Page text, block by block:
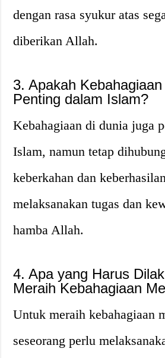
dengan rasa syukur atas
diberikan Allah.
3. Apakah
Penting dalam Islam?
Kebahagiaan di dunia juga
Islam, namun tetap
keberkahan dan
melaksanakan tugas dan
hamba Allah.
4. Apa yang Harus
Meraih Kebahagiaan
Untuk meraih kebahagiaan
seseorang perlu